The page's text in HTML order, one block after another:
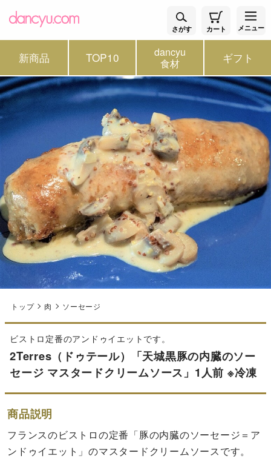
さがす カート メニュー
新商品 TOP10 dancyu
食材 ギフト
トップ 肉 ソーセージ
ビストロ定番のアンドゥイエットです。
2Terres（ドゥテール）「天城黒豚の内臓のソー
セージ マスタードクリームソース」1人前 ※冷凍
商品説明
フランスのビストロの定番「豚の内臓のソーセージ＝ア
ンドゥイエット」のマスタードクリームソースです。